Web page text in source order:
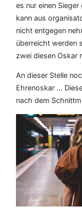
es nur einen
kann aus
nicht entgegen
überreicht werden
zwei diesen Oskar
An dieser Stelle
Ehrenoskar …
nach dem